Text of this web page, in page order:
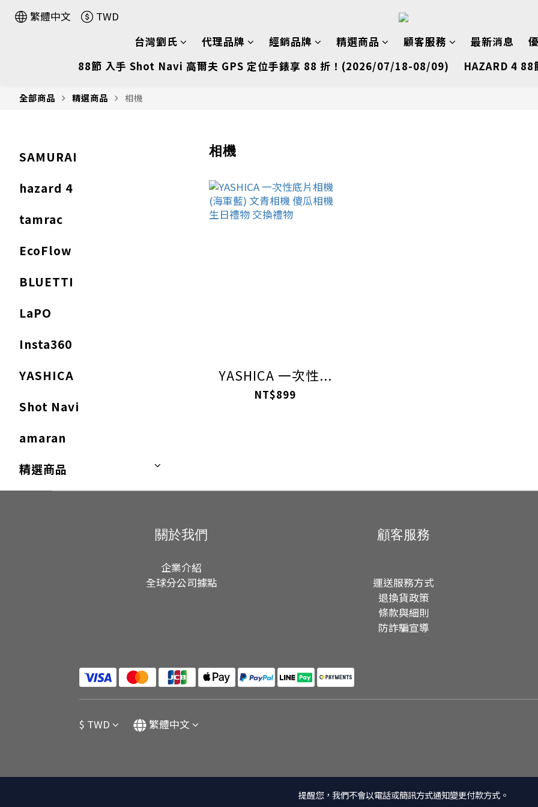
繁體中文
TWD
台灣劉氏
代理品牌 經銷品牌 精選商品 顧客服務 最新消息
88節 入手 Shot Navi 高爾夫 GPS 定位手錶享 88 折！(2026/07/18-08/09)
HAZARD 4
全部商品 精選商品 相機
SAMURAI
hazard 4
tamrac
EcoFlow
BLUETTI
LaPO
Insta360
YASHICA
Shot Navi
amaran
精選商品
相機
YASHICA 一次性...
NT$899
關於我們
企業介紹
全球分公司據點
顧客服務
運送服務方式
退換貨政策
條款與細則
防詐騙宣導
$ TWD 繁體中文
提醒您，我們不會以電話或簡訊方式通知變更付款方式。